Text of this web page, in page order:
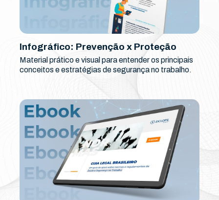
Infográfico: Prevenção x Proteção
Material prático e visual para entender os principais
conceitos e estratégias de segurança no trabalho.